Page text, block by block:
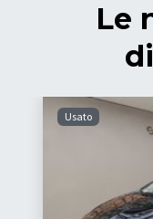
Le
Usato